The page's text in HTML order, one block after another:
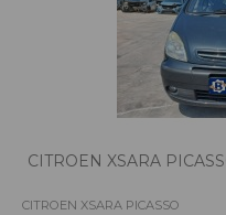
CITROEN XSARA
CITROEN XSARA PICASSO